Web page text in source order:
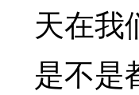
天在我
是不是